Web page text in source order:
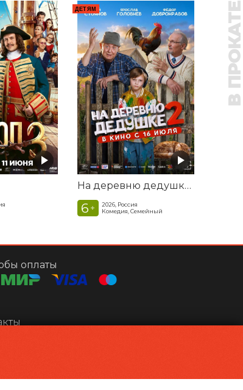
ДЕТЯМ
На деревню дедушке 2
6 +
2026, Россия
Комедия, Семейный
В
оплаты